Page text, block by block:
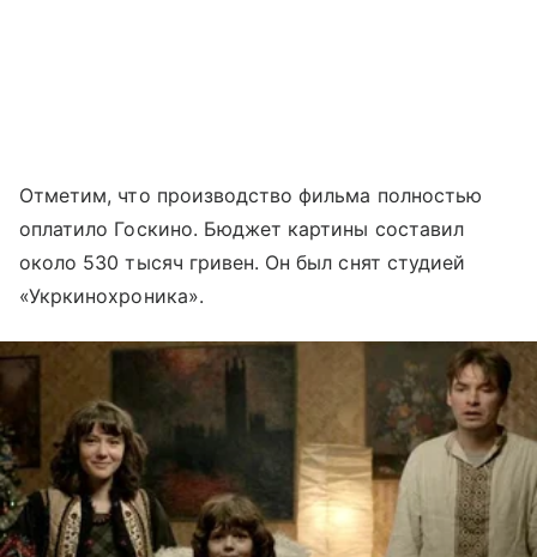
Отметим, что производство фильма полностью
оплатило Госкино. Бюджет картины составил
около 530 тысяч гривен. Он был снят студией
«Укркинохроника».